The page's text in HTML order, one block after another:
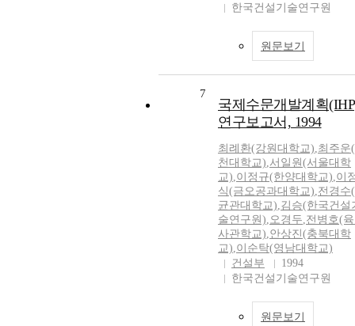
한국건설기술연구원
원문보기
7
국제수문개발계획
연구보고서, 1994
최례환(강원대학교),최주운
천대학교),서일원(서울대학
교),이정규(한양대학교),이
식(금오공과대학교),전경수
균관대학교),김승(한국건설
술연구원),오경두,전병호(
사관학교),안상진(충북대학
교),이순탁(영남대학교)
건설부
1994
한국건설기술연구원
원문보기